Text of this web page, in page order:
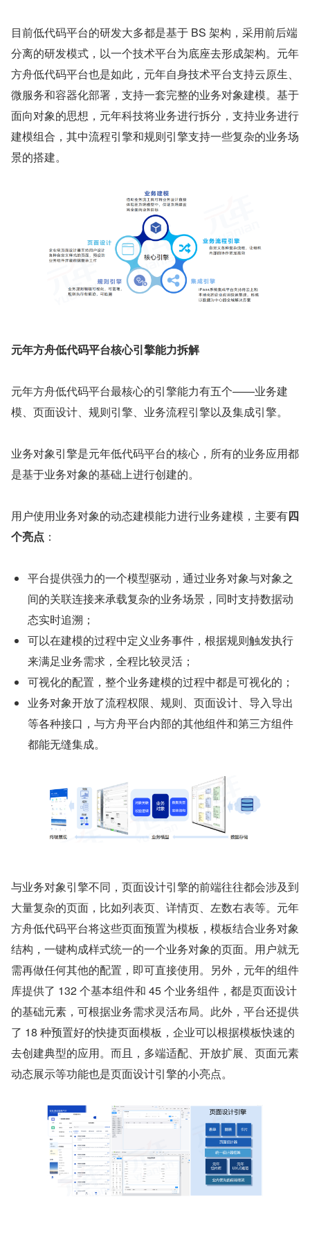
目前低代码平台的研发大多都是基于 BS 架构，采用前后端
分离的研发模式，以⼀个技术平台为底座去形成架构。元年
方舟低代码平台也是如此，元年自身技术平台⽀持云原生、
微服务和容器化部署，⽀持⼀套完整的业务对象建模。基于
面向对象的思想，元年科技将业务进行拆分，支持业务进行
建模组合，其中流程引擎和规则引擎⽀持⼀些复杂的业务场
景的搭建。
元年方舟低代码平台核心引擎能力拆解
元年方舟低代码平台最核心的引擎能力有五个——业务建
模、页面设计、规则引擎、业务流程引擎以及集成引擎。
业务对象引擎是元年低代码平台的核心，所有的业务应用都
是基于业务对象的基础上进行创建的。
用户使用业务对象的动态建模能力进行业务建模，主要有四
个亮点 ：
平台提供强力的⼀个模型驱动，通过业务对象与对象之
间的关联连接来承载复杂的业务场景，同时⽀持数据动
态实时追溯；
可以在建模的过程中定义业务事件，根据规则触发执⾏
来满⾜业务需求，全程⽐较灵活；
可视化的配置，整个业务建模的过程中都是可视化的；
业务对象开放了流程权限、规则、页面设计、导⼊导出
等各种接口，与方舟平台内部的其他组件和第三方组件
都能无缝集成。
与业务对象引擎不同，页面设计引擎的前端往往都会涉及到
大量复杂的页面，比如列表页、详情页、左数右表等。元年
方舟低代码平台将这些页面预置为模板，模板结合业务对象
结构，⼀键构成样式统⼀的⼀个业务对象的页面。用户就无
需再做任何其他的配置，即可直接使用。另外，元年的组件
库提供了 132 个基本组件和 45 个业务组件，都是页面设计
的基础元素，可根据业务需求灵活布局。此外，平台还提供
了 18 种预置好的快捷页面模板，企业可以根据模板快速的
去创建典型的应用。而且，多端适配、开放扩展、页面元素
动态展示等功能也是页面设计引擎的小亮点。